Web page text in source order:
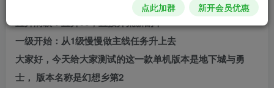
直升满级：直升90，直接开荒新副本
一级开始：从1级慢慢做主线任务升上去
大家好，今天给大家测试的这一款单机版本是地下城与勇
士， 版本名称是幻想乡第2
点此加群 新开会员优惠